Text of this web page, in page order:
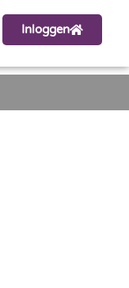
Inloggen